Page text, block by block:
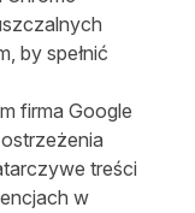
by spełnić
firma Google
treści
w